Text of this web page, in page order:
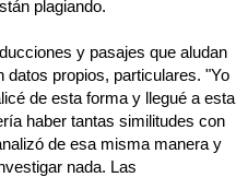
plagiando.
y pasajes que aludan
propios, particulares. "Yo
de esta forma y llegué a esta
haber tantas similitudes con
de esa misma manera y
nada. Las